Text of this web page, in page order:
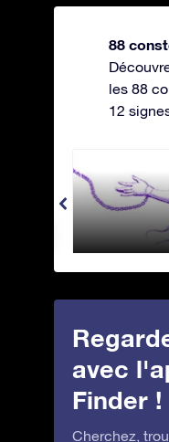
88
les 88
12
avec
Finder !
Cherchez,